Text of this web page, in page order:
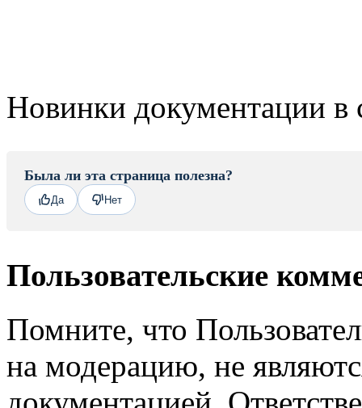
Новинки документации в
Была ли эта страница полезна?
Да Нет
Пользовательские
Помните, что
на модерацию, не